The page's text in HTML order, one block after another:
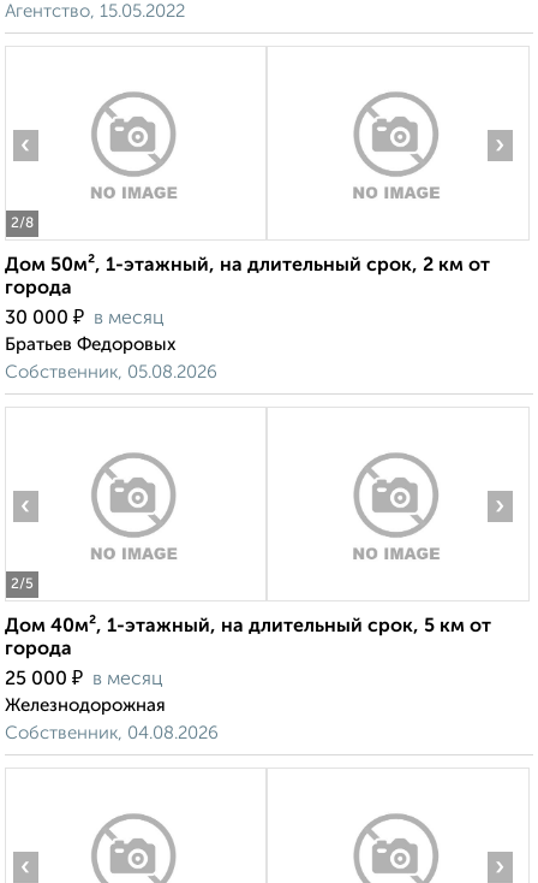
Агентство, 15.05.2022
2/8
‹ ›
Дом 50м², 1-этажный, на длительный срок, 2 км от
города
30 000 ₽ в месяц
Братьев Федоровых
Собственник, 05.08.2026
2/5
‹ ›
Дом 40м², 1-этажный, на длительный срок, 5 км от
города
25 000 ₽ в месяц
Железнодорожная
Собственник, 04.08.2026
‹ ›